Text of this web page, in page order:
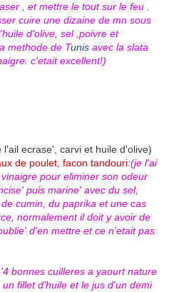
, et mettre le tout sur le feu .
cuire une dizaine de mn sous
d'olive, sel ,poivre et
methode de Tunis avec la slata
c'etait excellent!)
ecrase', carvi et huile d'olive)
de poulet, facon tandouri:(je l'ai
pour eliminer son odeur
puis marine' avec du sel,
cumin, du paprika et une cas
normalement il doit y avoir de
d'en mettre et ce n'etait pas
bonnes cuilleres a yaourt nature
fillet d'huile et le jus d'un demi